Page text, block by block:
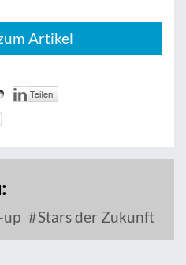
Artikel
Stars der Zukunft